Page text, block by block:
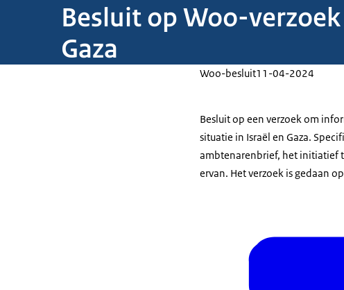
Besluit op Woo-
Gaza
Woo-besluit11-04-2024
Besluit op een verzoek om
situatie in Israël en Gaza.
ambtenarenbrief, het initiatief
ervan. Het verzoek is gedaan